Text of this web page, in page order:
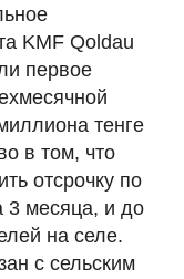
KMF Qoldau
первое
тенге
в том, что
отсрочку по
3 месяца, и до
на селе.
с сельским